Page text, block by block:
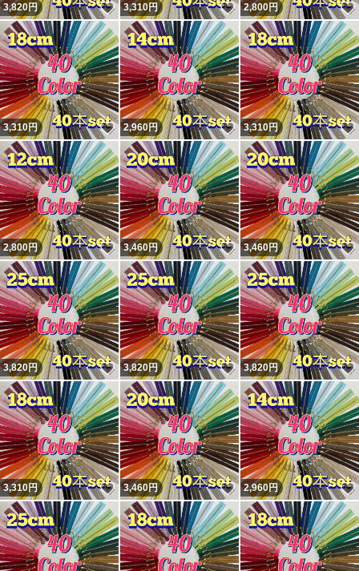
3,820円 いいね！
3,310円 いいね！
2,800円
3,310円 いいね！
2,960円 いいね！
3,310円
2,800円 いいね！
3,460円 いいね！
3,460円
3,820円 いいね！
3,820円 いいね！
3,820円
3,310円 いいね！
3,460円 いいね！
2,960円